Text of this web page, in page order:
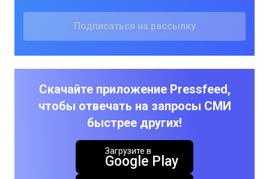
Скачайте приложение Pressfeed,
чтобы отвечать на запросы СМИ
быстрее других!
Загрузите в
Google Play